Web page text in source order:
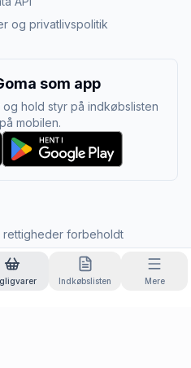
og privatlivspolitik
som app
hold styr på indkøbslisten
mobilen.
rettigheder forbeholdt
Indkøbslisten Mere